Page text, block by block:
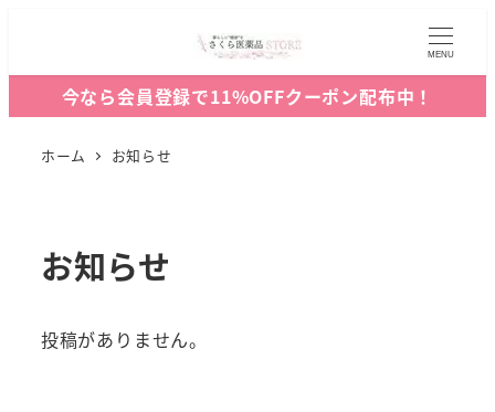
MENU
今なら会員登録で11%OFFクーポン配布中！
ホーム お知らせ
お知らせ
投稿がありません。